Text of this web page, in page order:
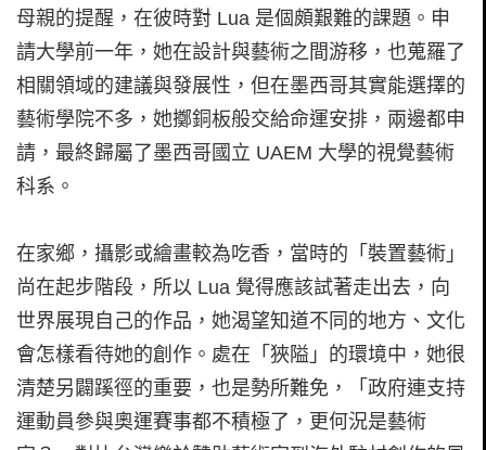
母親的提醒，在彼時對 Lua 是個頗艱難的課題。申
請大學前一年，她在設計與藝術之間游移，也蒐羅了
相關領域的建議與發展性，但在墨西哥其實能選擇的
藝術學院不多，她擲銅板般交給命運安排，兩邊都申
請，最終歸屬了墨西哥國立 UAEM 大學的視覺藝術
科系。
在家鄉，攝影或繪畫較為吃香，當時的「裝置藝術」
尚在起步階段，所以 Lua 覺得應該試著走出去，向
世界展現自己的作品，她渴望知道不同的地方、文化
會怎樣看待她的創作。處在「狹隘」的環境中，她很
清楚另闢蹊徑的重要，也是勢所難免，「政府連支持
運動員參與奧運賽事都不積極了，更何況是藝術